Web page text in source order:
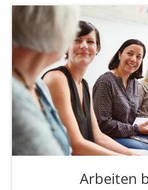
Arbeiten